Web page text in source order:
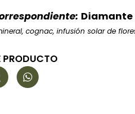
Diamante
cognac, infusión solar de
PRODUCTO